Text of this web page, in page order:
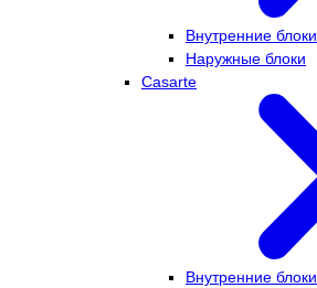
Внутренние блоки
Наружные блоки
Casarte
Внутренние блоки